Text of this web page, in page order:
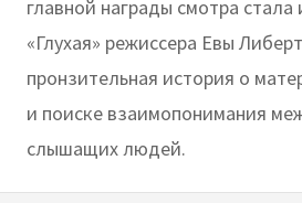
главной награды смотра стала
«Глухая» режиссера Евы
пронзительная история о
и поиске взаимопонимания
слышащих людей.